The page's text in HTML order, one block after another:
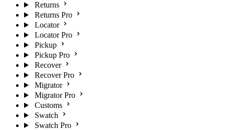
Returns
Returns Pro
Locator
Locator Pro
Pickup
Pickup Pro
Recover
Recover Pro
Migrator
Migrator Pro
Customs
Swatch
Swatch Pro